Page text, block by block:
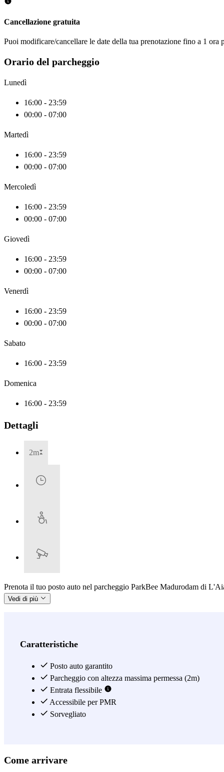
Cancellazione gratuita
Puoi modificare/cancellare le date della tua prenotazione fino a 1 ora
Orario del parcheggio
Lunedì
16:00 - 23:59
00:00 - 07:00
Martedì
16:00 - 23:59
00:00 - 07:00
Mercoledì
16:00 - 23:59
00:00 - 07:00
Giovedì
16:00 - 23:59
00:00 - 07:00
Venerdì
16:00 - 23:59
00:00 - 07:00
Sabato
16:00 - 23:59
Domenica
16:00 - 23:59
Dettagli
2m
Prenota il tuo posto auto nel parcheggio ParkBee Madurodam di
Vedi di più
Caratteristiche
Posto auto garantito
Parcheggio con altezza massima permessa (2m)
Entrata flessibile
Accessibile per PMR
Sorvegliato
Come arrivare